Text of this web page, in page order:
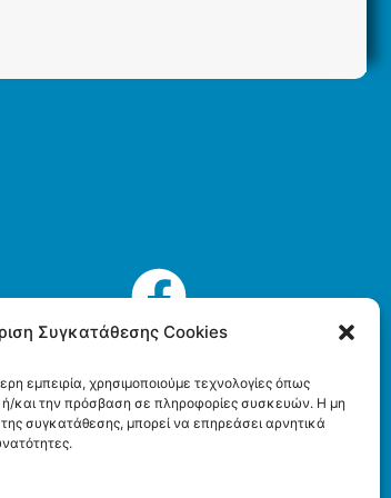
Συγκατάθεσης Cookies
εμπειρία, χρησιμοποιούμε τεχνολογίες όπως
και την πρόσβαση σε πληροφορίες συσκευών. Η μη
συγκατάθεσης, μπορεί να επηρεάσει αρνητικά
επιλογές
προϊόντος